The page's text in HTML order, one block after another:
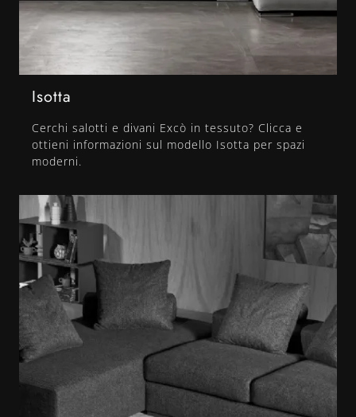
Isotta
Cerchi salotti e divani Excò in tessuto? Clicca e
ottieni informazioni sul modello Isotta per spazi
moderni.